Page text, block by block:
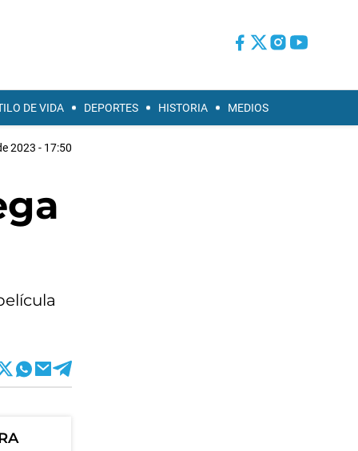
DE VIDA DEPORTES HISTORIA MEDIOS
2023 - 17:50